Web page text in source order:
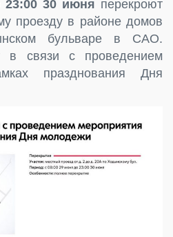
30 июня перекроют
проезду в районе домов
бульваре в САО.
в связи с проведением
празднования Дня